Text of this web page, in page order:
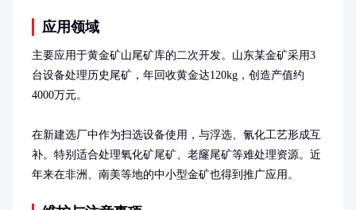
应用领域
主要应用于黄金矿山尾矿库的二次开发。山东某金矿采用3
台设备处理历史尾矿，年回收黄金达120kg，创造产值约
4000万元。
在新建选厂中作为扫选设备使用，与浮选、氰化工艺形成互
补。特别适合处理氧化矿尾矿、老窿尾矿等难处理资源。近
年来在非洲、南美等地的中小型金矿也得到推广应用。